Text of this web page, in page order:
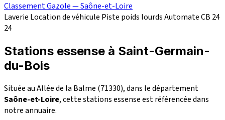
Classement Gazole — Saône-et-Loire
Laverie Location de véhicule Piste poids lourdsAutomate CB 24
24
Stations essense à Saint-Germain-
du-Bois
Située au Allée de la Balme (71330), dans le département
Saône-et-Loire, cette stations essense est référencée dans
notre annuaire.